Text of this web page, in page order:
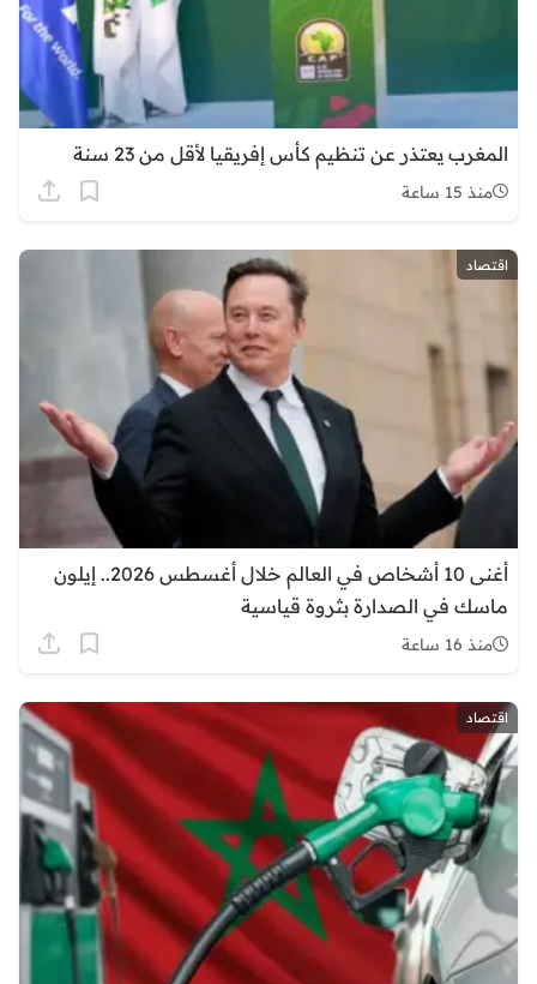
المغرب يعتذر عن تنظيم كأس إفريقيا لأقل من 23 سنة
منذ 15 ساعة
اقتصاد
أغنى 10 أشخاص في العالم خلال أغسطس 2026.. إيلون
ماسك في الصدارة بثروة قياسية
منذ 16 ساعة
اقتصاد